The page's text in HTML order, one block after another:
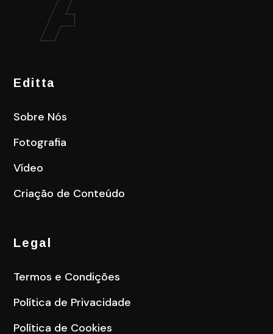
Editta
Sobre Nós
Fotografia
Vídeo
Criação de Conteúdo
Legal
Termos e Condições
Política de Privacidade
Política de Cookies